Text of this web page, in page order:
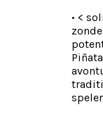
• <